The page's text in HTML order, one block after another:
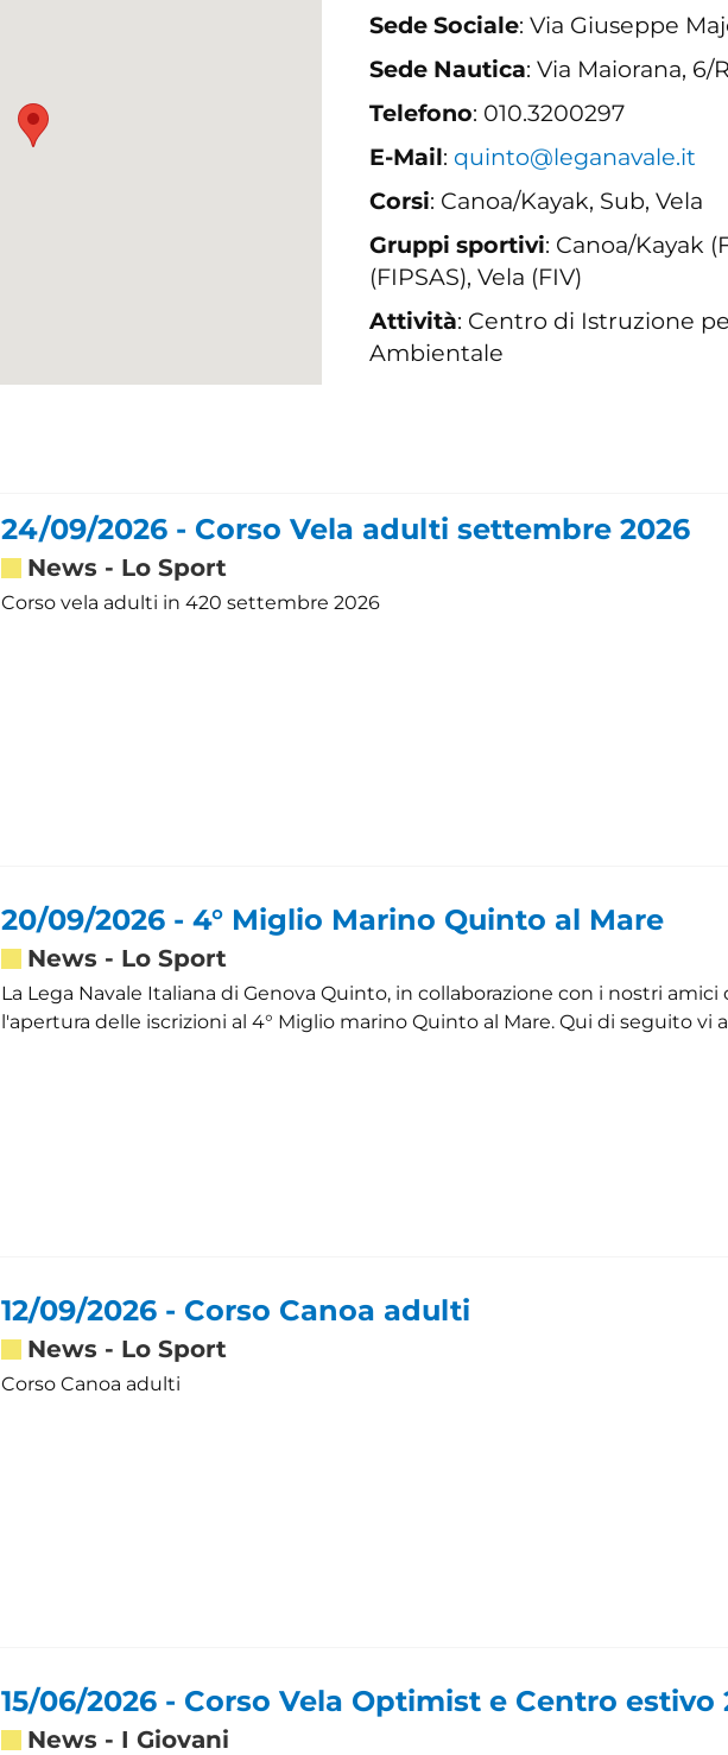
Sede Sociale: Via Giuseppe
Sede Nautica: Via Maiorana, 6/
Telefono: 010.3200297
E-Mail: quinto@leganavale.it
Corsi: Canoa/Kayak, Sub, Vela
Gruppi sportivi: Canoa/Kayak
(FIPSAS), Vela (FIV)
Attività: Centro di Istruzione
Ambientale
24/09/2026 - Corso Vela adulti settembre 2026
News - Lo Sport
Corso vela adulti in 420 settembre 2026
20/09/2026 - 4° Miglio Marino Quinto al Mare
News - Lo Sport
La Lega Navale Italiana di Genova Quinto, in collaborazione con i nostri
l'apertura delle iscrizioni al 4° Miglio marino Quinto al Mare. Qui di seguito vi
12/09/2026 - Corso Canoa adulti
News - Lo Sport
Corso Canoa adulti
15/06/2026 - Corso Vela Optimist e Centro estivo
News - I Giovani